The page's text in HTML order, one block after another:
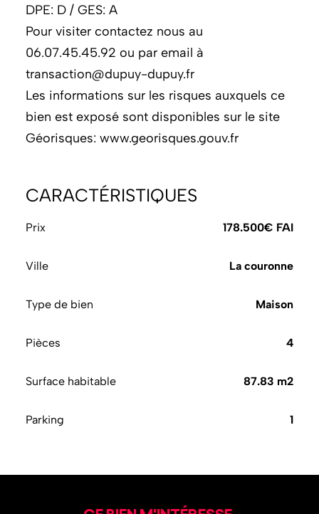
DPE: D / GES: A
Pour visiter contactez nous au
06.07.45.45.92 ou par email à
transaction@dupuy-dupuy.fr
Les informations sur les risques auxquels ce
bien est exposé sont disponibles sur le site
Géorisques: www.georisques.gouv.fr
CARACTÉRISTIQUES
Prix 178.500€ FAI
Ville La couronne
Type de bien Maison
Pièces 4
Surface habitable 87.83 m2
Parking 1